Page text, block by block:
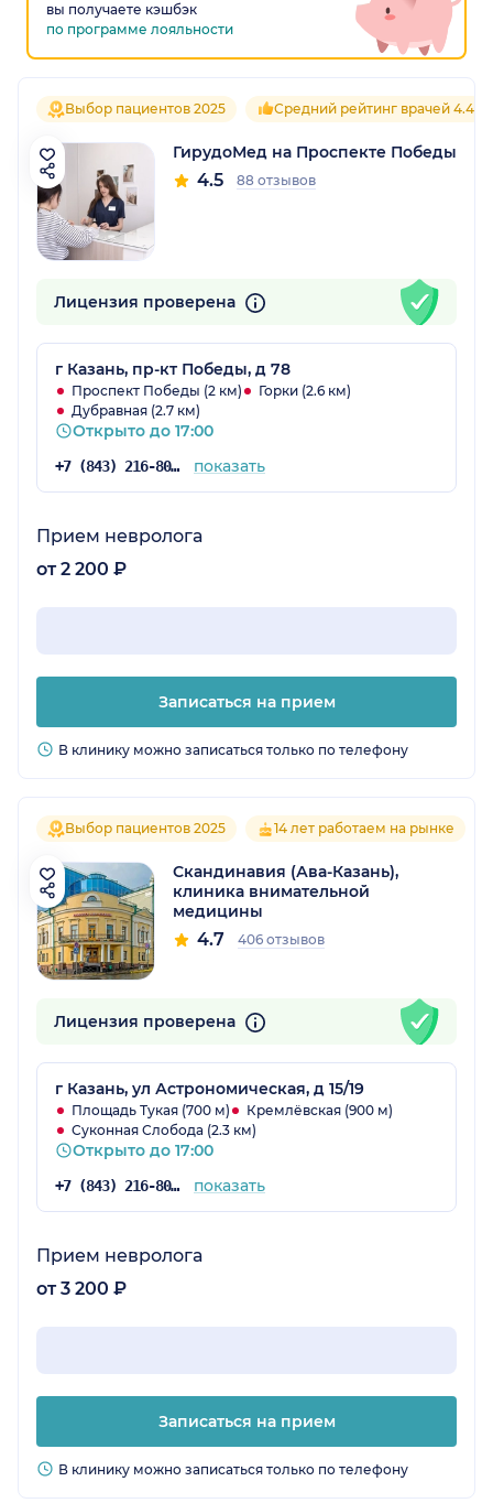
вы получаете кэшбэк
по программе лояльности
Выбор пациентов 2025 Средний рейтинг врачей 4.4
ГирудоМед на Проспекте Победы
4.5 88 отзывов
Лицензия проверена
г Казань, пр-кт Победы, д 78
Проспект Победы (2 км)
Горки (2.6 км)
Дубравная (2.7 км)
Открыто до 17:00
+7 (843) 216-80-26 показать
Прием невролога
от 2 200 ₽
Записаться на прием
В клинику можно записаться только по телефону
Выбор пациентов 2025 14 лет работаем на рынке
Скандинавия (Ава-Казань),
клиника внимательной
медицины
4.7 406 отзывов
Лицензия проверена
г Казань, ул Астрономическая, д 15/19
Площадь Тукая (700 м)
Кремлёвская (900 м)
Суконная Слобода (2.3 км)
Открыто до 17:00
+7 (843) 216-80-34 показать
Прием невролога
от 3 200 ₽
Записаться на прием
В клинику можно записаться только по телефону